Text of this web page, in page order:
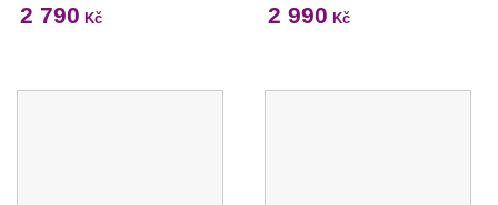
2 790 Kč 2 990 Kč